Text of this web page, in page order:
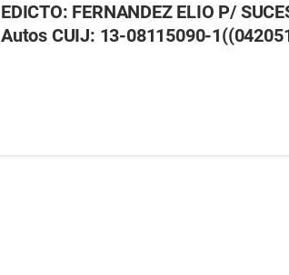
EDICTO: FERNANDEZ ELIO P/
Autos CUIJ: 13-08115090-